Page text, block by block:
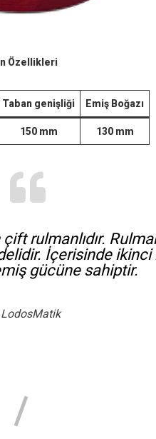
Özellikleri
Taban genişliği Emiş Boğazı
150 mm 130 mm
rulmanlıdır.
İçerisinde
gücüne sahiptir.
LodosMatik